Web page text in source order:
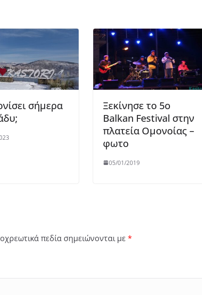
σήμερα
Ξεκίνησε το 5ο
Balkan Festival στην
πλατεία Ομονοίας –
φωτο
05/01/2019
πεδία σημειώνονται με *